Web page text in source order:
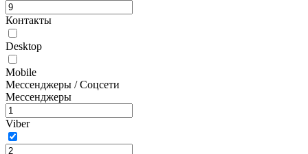
Контакты
Desktop
Mobile
Мессенджеры / Соцсети
Мессенджеры
Viber